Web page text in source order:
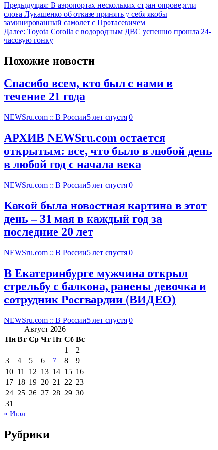
Предыдущая: В аэропортах нескольких стран опровергли
слова Лукашенко об отказе принять у себя якобы
заминированный самолет c Протасевичем
Далее: Toyota Corolla с водородным ДВС успешно прошла 24-
часовую гонку
Похожие новости
Спасибо всем, кто был с нами в
течение 21 года
NEWSru.com :: В России5 лет спустя 0
АРХИВ NEWSru.com остается
открытым: все, что было в любой день
в любой год с начала века
NEWSru.com :: В России5 лет спустя 0
Какой была новостная картина в этот
день – 31 мая в каждый год за
последние 20 лет
NEWSru.com :: В России5 лет спустя 0
В Екатеринбурге мужчина открыл
стрельбу с балкона, ранены девочка и
сотрудник Росгвардии (ВИДЕО)
NEWSru.com :: В России5 лет спустя 0
Август 2026
Пн Вт Ср Чт Пт Сб Вс
1
2
3
4 5 6 7 8
9
10 11 12 13 14 15 16
17 18 19 20 21 22 23
24 25 26 27 28 29 30
31
« Июл
Рубрики